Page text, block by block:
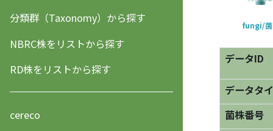
分類群（Taxonomy）から探す
NBRC株をリストから探す
RD株をリストから探す
cereco
データID
データタ
菌株番号